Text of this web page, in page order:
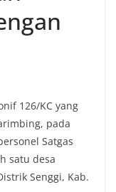
126/KC yang
pada
Satgas
satu desa
Senggi, Kab.